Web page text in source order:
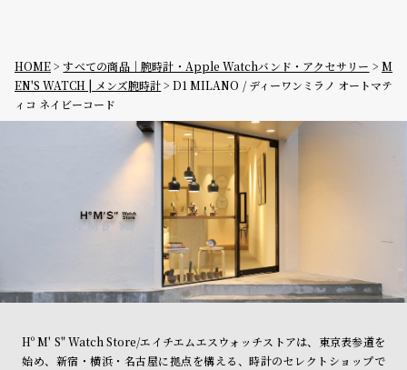
HOME すべての商品｜腕時計・Apple Watchバンド・アクセサリー
M
EN'S WATCH | メンズ腕時計
D1 MILANO / ディーワンミラノ オートマテ
ィコ ネイビーコード
Hº M' S" Watch Store/エイチエムエスウォッチストアは、東京表参道を
始め、新宿・横浜・名古屋に拠点を構える、時計のセレクトショップで